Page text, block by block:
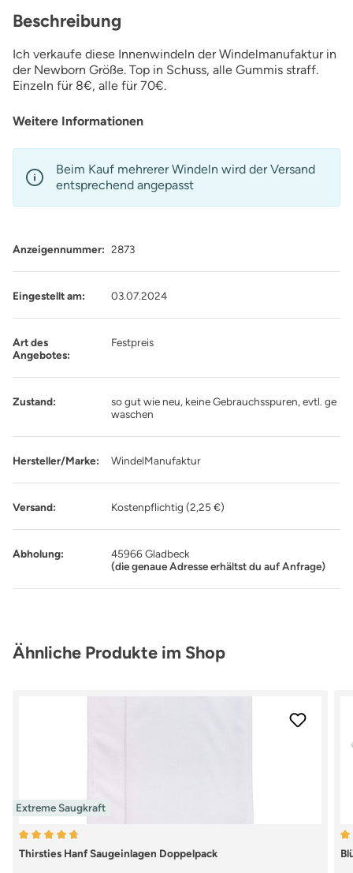
Beschreibung
Ich verkaufe diese Innenwindeln der Windelmanufaktur in
der Newborn Größe. Top in Schuss, alle Gummis straff.
Einzeln für 8€, alle für 70€.
Weitere Informationen
Beim Kauf mehrerer Windeln wird der Versand
entsprechend angepasst
Anzeigennummer: 2873
Eingestellt am: 03.07.2024
Art des
Angebotes:
Festpreis
Zustand:
so gut wie neu, keine Gebrauchsspuren, evtl. ge
waschen
Hersteller/Marke: WindelManufaktur
Versand: Kostenpflichtig (2,25 €)
Abholung:
45966 Gladbeck
(die genaue Adresse erhältst du auf Anfrage)
Produktgalerie überspringen
Ähnliche Produkte im Shop
Extreme Saugkraft
Durchschnittliche Bewertung von 4.79 von 5 Sternen
Thirsties Hanf Saugeinlagen Doppelpack